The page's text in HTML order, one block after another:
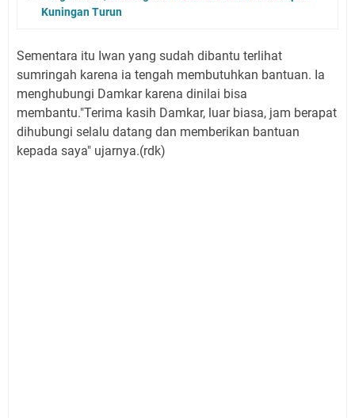
Kuningan Turun
Sementara itu Iwan yang sudah dibantu terlihat
sumringah karena ia tengah membutuhkan bantuan. Ia
menghubungi Damkar karena dinilai bisa
membantu."Terima kasih Damkar, luar biasa, jam berapat
dihubungi selalu datang dan memberikan bantuan
kepada saya" ujarnya.(rdk)